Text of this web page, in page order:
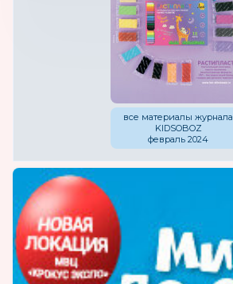
все материалы журнала
KIDSOBOZ
февраль 2024